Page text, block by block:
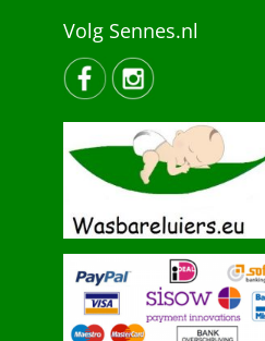
Volg Sennes.nl